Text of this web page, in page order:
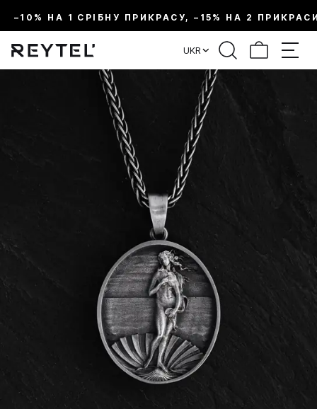
–10% НА 1 СРІБНУ ПРИКРАСУ, –15% НА 2
UKR